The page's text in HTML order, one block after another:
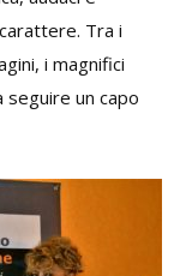
Tra i
i magnifici
un capo